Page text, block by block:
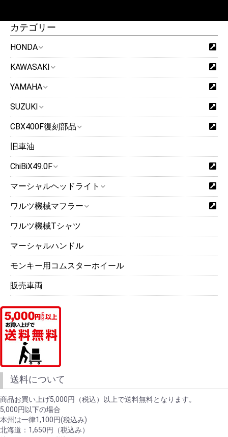
カテゴリー
HONDA
KAWASAKI
YAMAHA
SUZUKI
CBX400F復刻部品
旧車油
ChiBiX49.0F
マーシャルヘッドライト
ワルツ機械マフラー
ワルツ機械Tシャツ
マーシャルハンドル
モンキー用コムスターホイール
販売車両
送料について
商品お買い上げ5,000円（税込）以上で送料無料となります。
5,000円以下の場合
本州は一律1,100円(税込み)
北海道：1,650円（税込み）